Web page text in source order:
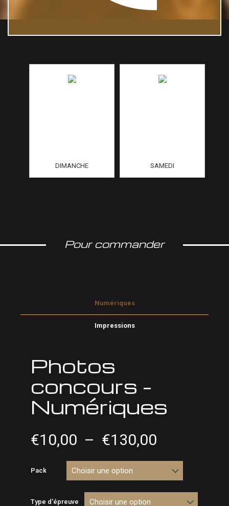
DIMANCHE SAMEDI
Pour commander
Numériques
Impressions
Photos
concours –
Numériques
€10,00 – €130,00
prix :
€10,00
Pack
Type d'épreuve